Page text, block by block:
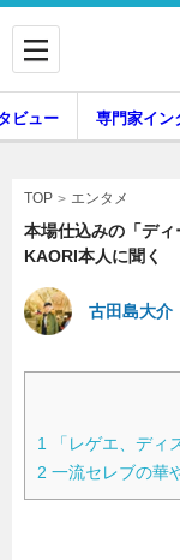
ビュー 専門家イン
TOP エンタメ
本場仕込みの「デ
KAORI本人に聞く
古田島大介
1
「レゲエ、ディ
2 一流セレブの華